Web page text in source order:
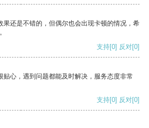
果还是不错的，但偶尔也会出现卡顿的情况，希
支持[0] 反对[0]
贴心，遇到问题都能及时解决，服务态度非常
支持[0] 反对[0]